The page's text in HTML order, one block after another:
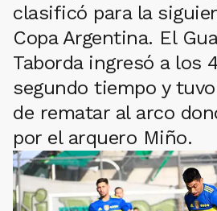
clasificó para la
Copa Argentina. El
Taborda ingresó a los
segundo tiempo y
de rematar al arco
por el arquero Miño.